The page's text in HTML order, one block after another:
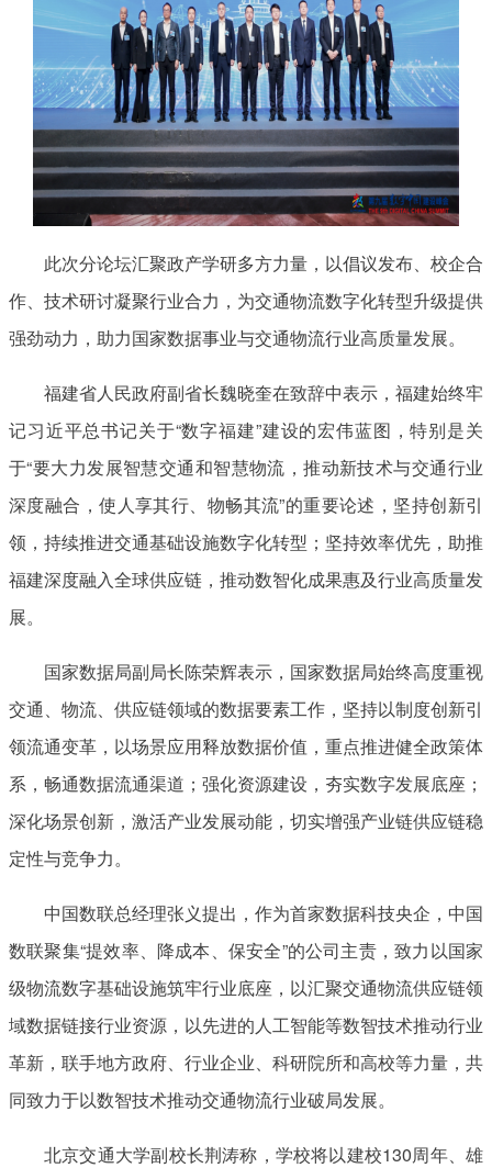
此次分论坛汇聚政产学研多方力量，以倡议发布、校企合
作、技术研讨凝聚行业合力，为交通物流数字化转型升级提供
强劲动力，助力国家数据事业与交通物流行业高质量发展。
福建省人民政府副省长魏晓奎在致辞中表示，福建始终牢
记习近平总书记关于“数字福建”建设的宏伟蓝图，特别是关
于“要大力发展智慧交通和智慧物流，推动新技术与交通行业
深度融合，使人享其行、物畅其流”的重要论述，坚持创新引
领，持续推进交通基础设施数字化转型；坚持效率优先，助推
福建深度融入全球供应链，推动数智化成果惠及行业高质量发
展。
国家数据局副局长陈荣辉表示，国家数据局始终高度重视
交通、物流、供应链领域的数据要素工作，坚持以制度创新引
领流通变革，以场景应用释放数据价值，重点推进健全政策体
系，畅通数据流通渠道；强化资源建设，夯实数字发展底座；
深化场景创新，激活产业发展动能，切实增强产业链供应链稳
定性与竞争力。
中国数联总经理张义提出，作为首家数据科技央企，中国
数联聚集“提效率、降成本、保安全”的公司主责，致力以国家
级物流数字基础设施筑牢行业底座，以汇聚交通物流供应链领
域数据链接行业资源，以先进的人工智能等数智技术推动行业
革新，联手地方政府、行业企业、科研院所和高校等力量，共
同致力于以数智技术推动交通物流行业破局发展。
北京交通大学副校长荆涛称，学校将以建校130周年、雄